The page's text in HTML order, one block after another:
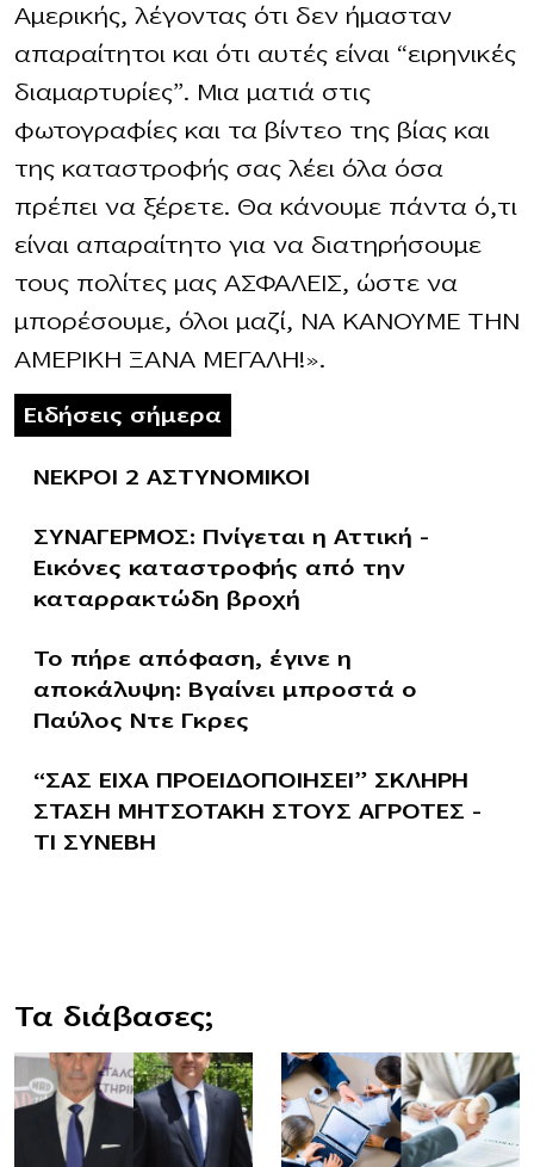
Αμερικής, λέγοντας ότι δεν ήμασταν
απαραίτητοι και ότι αυτές είναι “ειρηνικές
διαμαρτυρίες”. Μια ματιά στις
φωτογραφίες και τα βίντεο της βίας και
της καταστροφής σας λέει όλα όσα
πρέπει να ξέρετε. Θα κάνουμε πάντα ό,τι
είναι απαραίτητο για να διατηρήσουμε
τους πολίτες μας ΑΣΦΑΛΕΙΣ, ώστε να
μπορέσουμε, όλοι μαζί, ΝΑ ΚΑΝΟΥΜΕ ΤΗΝ
ΑΜΕΡΙΚΗ ΞΑΝΑ ΜΕΓΑΛΗ!».
Ειδήσεις σήμερα
ΝΕΚΡΟΙ 2 ΑΣΤΥΝΟΜΙΚΟΙ
ΣΥΝΑΓΕΡΜΟΣ: Πνίγεται η Αττική –
Εικόνες καταστροφής από την
καταρρακτώδη βροχή
Το πήρε απόφαση, έγινε η
αποκάλυψη: Βγαίνει μπροστά ο
Παύλος Ντε Γκρες
“ΣΑΣ ΕΙΧΑ ΠΡΟΕΙΔΟΠΟΙΗΣΕΙ” ΣΚΛΗΡΗ
ΣΤΑΣΗ ΜΗΤΣΟΤΑΚΗ ΣΤΟΥΣ ΑΓΡΟΤΕΣ –
ΤΙ ΣΥΝΕΒΗ
Τα διάβασες;